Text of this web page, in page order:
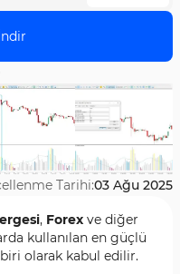
Tarihi:03 Ağu 2025
, Forex ve diğer
kullanılan en güçlü
olarak kabul edilir.